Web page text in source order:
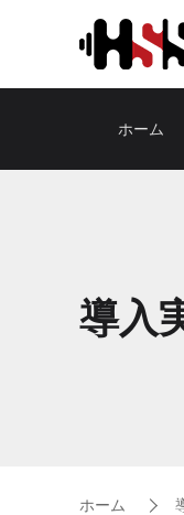
ホーム
導入
ホーム